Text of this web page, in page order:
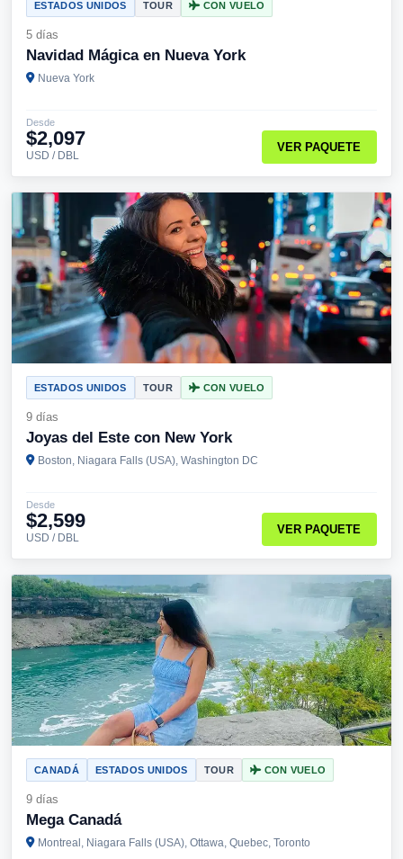
ESTADOS UNIDOS TOUR CON VUELO
5 días
Navidad Mágica en Nueva York
Nueva York
Desde
$2,097
USD / DBL
VER PAQUETE
ESTADOS UNIDOS TOUR CON VUELO
9 días
Joyas del Este con New York
Boston, Niagara Falls (USA), Washington DC
Desde
$2,599
USD / DBL
VER PAQUETE
CANADÁ ESTADOS UNIDOS TOUR CON VUELO
9 días
Mega Canadá
Montreal, Niagara Falls (USA), Ottawa, Quebec, Toronto